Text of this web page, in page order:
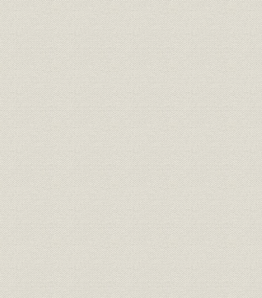
12.電気供給事業
13.ひらかた大菊人形の歴史
14.ひらかたパークの歴史
15.京阪グラウンド
16.成田山大阪別院の誘致
17.京阪京橋駅ビル
18.天満橋と京阪ビルディング、OMMビル
19.乗車券ギャラリー
20.京阪電鉄のイメージキャラクターたち
21.路線案内図
22.琵琶湖の舟運と玄関口・浜大津
23.京都定期観光バス